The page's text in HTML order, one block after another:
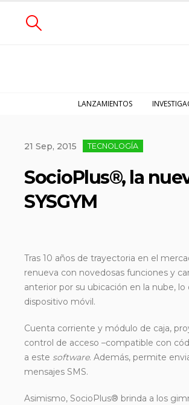
LANZAMIENTOS
21 Sep, 2015 TECNOLOGÍA
SocioPlus®, la
SYSGYM
Tras 10 años de trayectoria en el
renueva con novedosas funciones y
anterior por su ubicación en la nube,
dispositivo móvil.
Cuenta corriente y módulo de caja,
control de acceso –compatible con
a este software. Además, permite
mensajes SMS.
Asimismo, SocioPlus® brinda a los